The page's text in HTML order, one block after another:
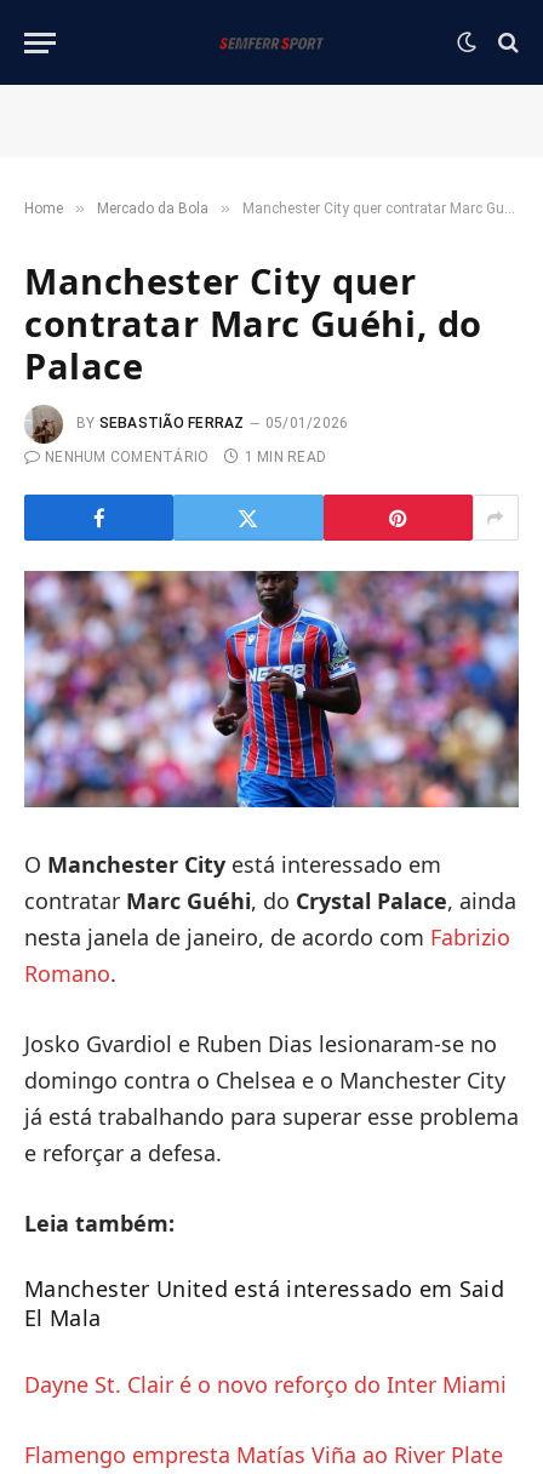
Home » Mercado da Bola » Manchester City quer contratar Marc Guéhi, do Palace
Manchester City quer
contratar Marc Guéhi, do
Palace
BY SEBASTIÃO FERRAZ
05/01/2026
NENHUM COMENTÁRIO
1 MIN READ
O Manchester City está interessado em
contratar Marc Guéhi, do Crystal Palace, ainda
nesta janela de janeiro, de acordo com Fabrizio
Romano.
Josko Gvardiol e Ruben Dias lesionaram-se no
domingo contra o Chelsea e o Manchester City
já está trabalhando para superar esse problema
e reforçar a defesa.
Leia também:
Manchester United está interessado em Said
El Mala
Dayne St. Clair é o novo reforço do Inter Miami
Flamengo empresta Matías Viña ao River Plate